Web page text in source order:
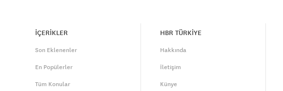
İÇERİKLER
Son Eklenenler
En Popülerler
Tüm Konular
HBR TÜRKİYE
Hakkında
İletişim
Künye